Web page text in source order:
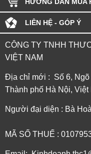
LIÊN HỆ - GÓP Ý
CÔNG TY TNHH
VIỆT NAM
Địa chỉ mới : Số 6, Ngõ
Thành phố Hà Nội, Việt
Người đại diện : Bà
MÃ SỐ THUẾ :